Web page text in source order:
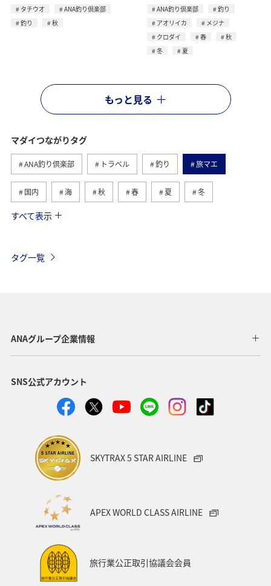
タチウオ
ANA釣り倶楽部
釣り
秋
ANA釣り倶楽部
釣り
アオリイカ
メジナ
クロダイ
春
秋
冬
夏
もっと見る
マダイつながりタグ
ANA釣り倶楽部 トラベル 釣り 旅マエ
国内 海 秋 春 夏 冬
アオリイカ
海外 オーストラリア 和歌山県 高知県
タチウオ アユ
石川県
すべて表示
タグ一覧
ANAグループ企業情報
SNS公式アカウント
SKYTRAX 5 STAR AIRLINE
APEX WORLD CLASS AIRLINE
旅行業公正取引協議会会員